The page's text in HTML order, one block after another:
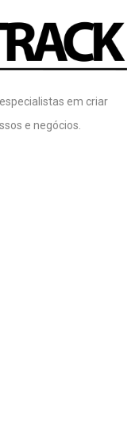
em criar
e negócios.